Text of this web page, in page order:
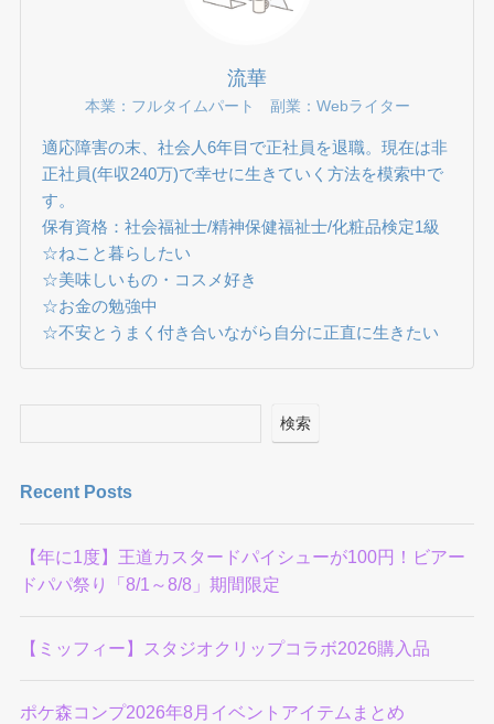
流華
本業：フルタイムパート 副業：Webライター
適応障害の末、社会人6年目で正社員を退職。現在は非
正社員(年収240万)で幸せに生きていく方法を模索中で
す。
保有資格：社会福祉士/精神保健福祉士/化粧品検定1級
☆ねこと暮らしたい
☆美味しいもの・コスメ好き
☆お金の勉強中
☆不安とうまく付き合いながら自分に正直に生きたい
検索
Recent Posts
【年に1度】王道カスタードパイシューが100円！ビアー
ドパパ祭り「8/1～8/8」期間限定
【ミッフィー】スタジオクリップコラボ2026購入品
ポケ森コンプ2026年8月イベントアイテムまとめ